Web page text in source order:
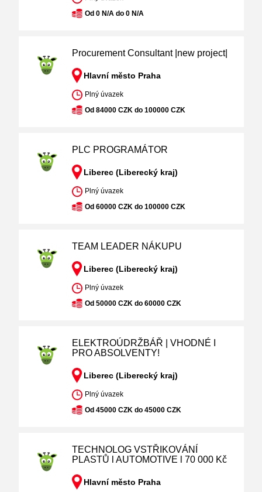
Od 0 N/A do 0 N/A
Procurement Consultant |new project|
Hlavní město Praha
Plný úvazek
Od 84000 CZK do 100000 CZK
PLC PROGRAMÁTOR
Liberec (Liberecký kraj)
Plný úvazek
Od 60000 CZK do 100000 CZK
TEAM LEADER NÁKUPU
Liberec (Liberecký kraj)
Plný úvazek
Od 50000 CZK do 60000 CZK
ELEKTROÚDRŽBÁŘ | VHODNÉ I
PRO ABSOLVENTY!
Liberec (Liberecký kraj)
Plný úvazek
Od 45000 CZK do 45000 CZK
TECHNOLOG VSTŘIKOVÁNÍ
PLASTŮ l AUTOMOTIVE l 70 000 Kč
Hlavní město Praha